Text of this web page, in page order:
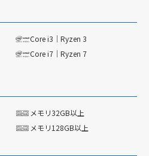
Core i3｜Ryzen 3
Core i7｜Ryzen 7
メモリ32GB以上
メモリ128GB以上